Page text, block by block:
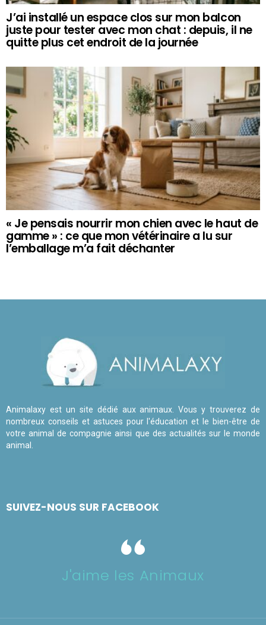
J’ai installé un espace clos sur mon balcon
juste pour tester avec mon chat : depuis, il ne
quitte plus cet endroit de la journée
« Je pensais nourrir mon chien avec le haut de
gamme » : ce que mon vétérinaire a lu sur
l’emballage m’a fait déchanter
Animalaxy est un site dédié aux animaux. Vous y trouverez de
nombreux conseils et astuces pour l'éducation et le bien-être de
votre animal de compagnie ainsi que des actualités sur le monde
animal.
SUIVEZ-NOUS SUR FACEBOOK
J'aime les Animaux